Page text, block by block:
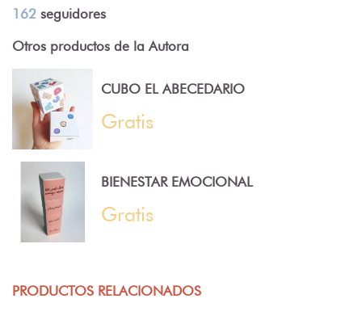
162 seguidores
Otros productos de la Autora
CUBO EL ABECEDARIO
Gratis
BIENESTAR EMOCIONAL
Gratis
PRODUCTOS RELACIONADOS